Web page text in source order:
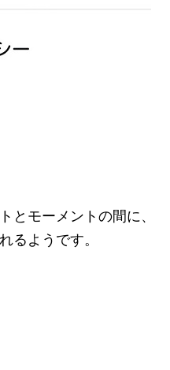
とモーメントの間に、
るようです。